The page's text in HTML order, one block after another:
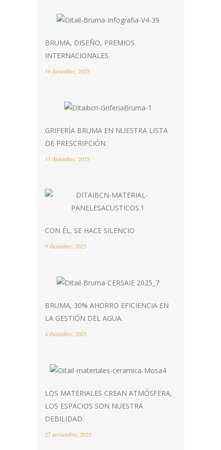
BRUMA, DISEÑO, PREMIOS
INTERNACIONALES.
16 diciembre, 2025
GRIFERÍA BRUMA EN NUESTRA LISTA
DE PRESCRIPCIÓN.
11 diciembre, 2025
CON ÉL, SE HACE SILENCIO
9 diciembre, 2025
BRUMA, 30% AHORRO EFICIENCIA EN
LA GESTIÓN DEL AGUA.
4 diciembre, 2025
LOS MATERIALES CREAN ATMÓSFERA,
LOS ESPACIOS SON NUESTRA
DEBILIDAD.
27 noviembre, 2025